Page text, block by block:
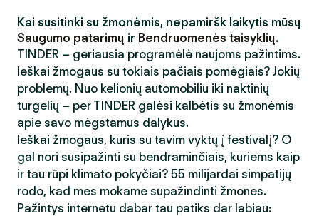
Kai susitinki su žmonėmis, nepamiršk laikytis mūsų
Saugumo patarimų ir Bendruomenės taisyklių.
TINDER – geriausia programėlė naujoms pažintims.
Ieškai žmogaus su tokiais pačiais pomėgiais? Jokių
problemų. Nuo kelionių automobiliu iki naktinių
turgelių – per TINDER galėsi kalbėtis su žmonėmis
apie savo mėgstamus dalykus.
Ieškai žmogaus, kuris su tavim vyktų į festivalį? O
gal nori susipažinti su bendraminčiais, kuriems kaip
ir tau rūpi klimato pokyčiai? 55 milijardai simpatijų
rodo, kad mes mokame supažindinti žmones.
Pažintys internetu dabar tau patiks dar labiau: